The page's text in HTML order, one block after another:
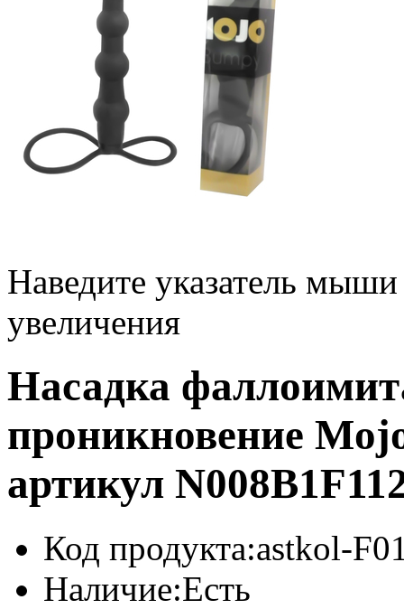
Наведите указатель
увеличения
Насадка
проникновение
артикул
Код продукта:astkol-
Наличие:Есть